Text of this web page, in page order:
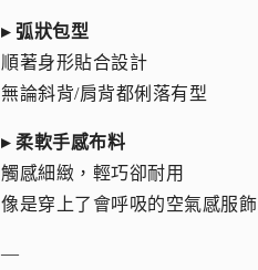
▸ 弧狀包型
順著身形貼合設計
無論斜背/肩背都俐落有型
▸ 柔軟手感布料
觸感細緻，輕巧卻耐用
像是穿上了會呼吸的空氣感服飾
—